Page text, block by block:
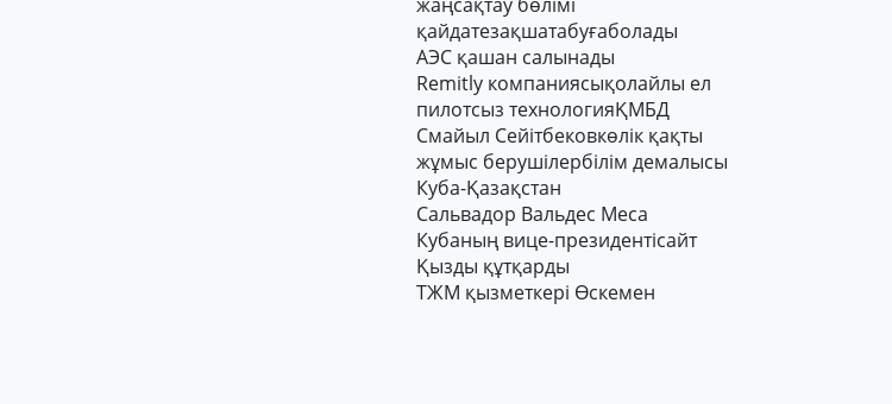
қайдатезақшатабуғаболады
АЭС қашан салынады
Remitly компаниясықолайлы ел
пилотсыз технологияҚМБД
Смайыл Сейітбековкөлік қақты
жұмыс берушілербілім демалысы
Куба-Қазақстан
Сальвадор Вальдес Меса
Кубаның вице-президентісайт
Қызды құтқарды
ТЖМ қызметкері Өскемен